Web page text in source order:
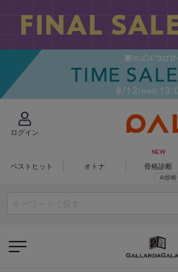
ログイン
ベストヒット オトナ 骨格診断